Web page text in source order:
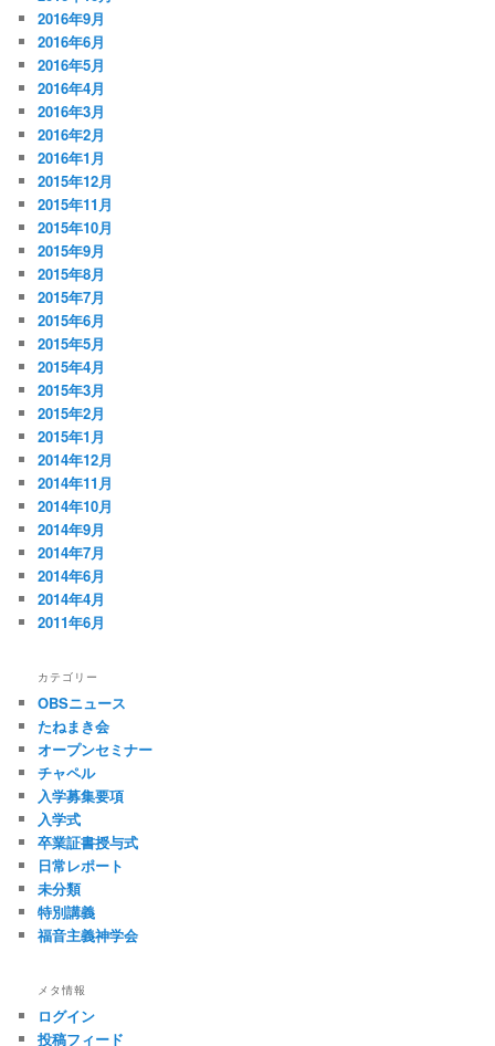
2016年9月
2016年6月
2016年5月
2016年4月
2016年3月
2016年2月
2016年1月
2015年12月
2015年11月
2015年10月
2015年9月
2015年8月
2015年7月
2015年6月
2015年5月
2015年4月
2015年3月
2015年2月
2015年1月
2014年12月
2014年11月
2014年10月
2014年9月
2014年7月
2014年6月
2014年4月
2011年6月
カテゴリー
OBSニュース
たねまき会
オープンセミナー
チャペル
入学募集要項
入学式
卒業証書授与式
日常レポート
未分類
特別講義
福音主義神学会
メタ情報
ログイン
投稿フィード